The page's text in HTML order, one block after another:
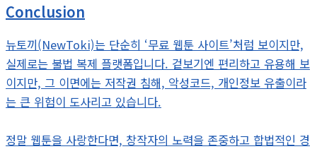
Conclusion
뉴토끼(NewToki)는 단순히 ‘무료 웹툰 사이트’처럼 보이지만,
실제로는 불법 복제 플랫폼입니다. 겉보기엔 편리하고 유용해 보
이지만, 그 이면에는 저작권 침해, 악성코드, 개인정보 유출이라
는 큰 위험이 도사리고 있습니다.
정말 웹툰을 사랑한다면, 창작자의 노력을 존중하고 합법적인 경